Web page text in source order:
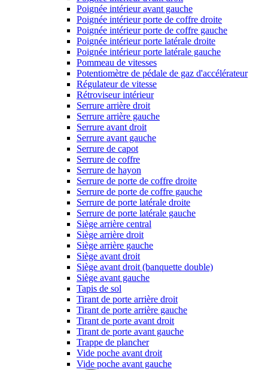
Poignée intérieur avant gauche
Poignée intérieur porte de coffre droite
Poignée intérieur porte de coffre gauche
Poignée intérieur porte latérale droite
Poignée intérieur porte latérale gauche
Pommeau de vitesses
Potentiomètre de pédale de gaz d'accélérateur
Régulateur de vitesse
Rétroviseur intérieur
Serrure arrière droit
Serrure arrière gauche
Serrure avant droit
Serrure avant gauche
Serrure de capot
Serrure de coffre
Serrure de hayon
Serrure de porte de coffre droite
Serrure de porte de coffre gauche
Serrure de porte latérale droite
Serrure de porte latérale gauche
Siège arrière central
Siège arrière droit
Siège arrière gauche
Siège avant droit
Siège avant droit (banquette double)
Siège avant gauche
Tapis de sol
Tirant de porte arrière droit
Tirant de porte arrière gauche
Tirant de porte avant droit
Tirant de porte avant gauche
Trappe de plancher
Vide poche avant droit
Vide poche avant gauche